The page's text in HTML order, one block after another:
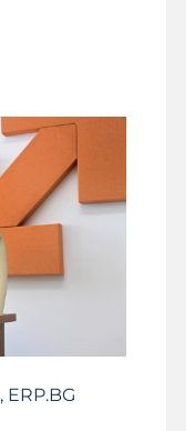
, ERP.BG